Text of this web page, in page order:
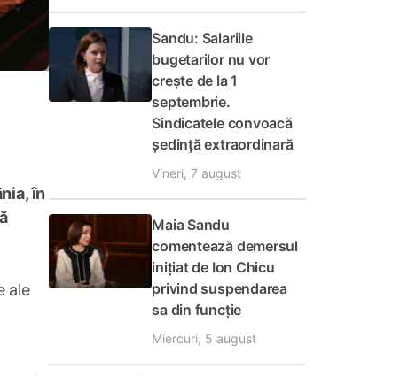
în
ale
Sandu: Salariile
bugetarilor nu vor
crește de la 1
septembrie.
Sindicatele convoacă
ședință extraordinară
Vineri, 7 august
Maia Sandu
comentează demersul
inițiat de Ion Chicu
privind suspendarea
sa din funcție
Miercuri, 5 august